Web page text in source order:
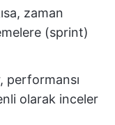
zaman
(sprint)
performansı
olarak inceler